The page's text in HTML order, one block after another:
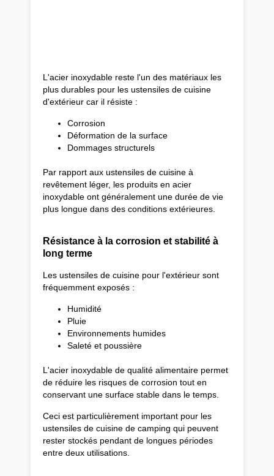
L'acier inoxydable reste l'un des matériaux les
plus durables pour les ustensiles de cuisine
d'extérieur car il résiste :
Corrosion
Déformation de la surface
Dommages structurels
Par rapport aux ustensiles de cuisine à
revêtement léger, les produits en acier
inoxydable ont généralement une durée de vie
plus longue dans des conditions extérieures.
Résistance à la corrosion et stabilité à
long terme
Les ustensiles de cuisine pour l'extérieur sont
fréquemment exposés :
Humidité
Pluie
Environnements humides
Saleté et poussière
L'acier inoxydable de qualité alimentaire permet
de réduire les risques de corrosion tout en
conservant une surface stable dans le temps.
Ceci est particulièrement important pour les
ustensiles de cuisine de camping qui peuvent
rester stockés pendant de longues périodes
entre deux utilisations.